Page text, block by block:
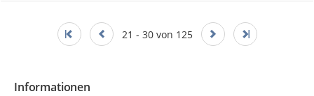
21 - 30 von 125
Informationen